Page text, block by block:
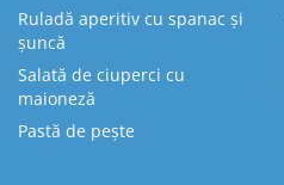
Ruladă aperitiv cu spanac și
șuncă
Salată de ciuperci cu
maioneză
Pastă de pește